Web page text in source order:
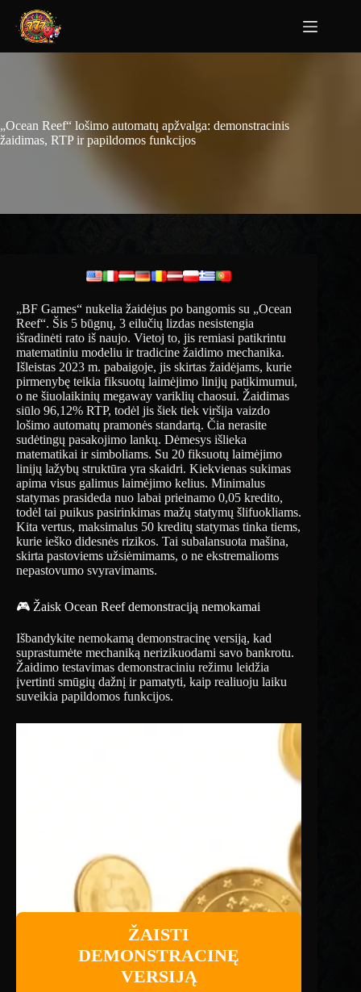
„Ocean Reef“ lošimo automatų apžvalga: demonstracinis
žaidimas, RTP ir papildomos funkcijos
„BF Games“ nukelia žaidėjus po bangomis su „Ocean
Reef“. Šis 5 būgnų, 3 eilučių lizdas nesistengia
išradinėti rato iš naujo. Vietoj to, jis remiasi patikrintu
matematiniu modeliu ir tradicine žaidimo mechanika.
Išleistas 2023 m. pabaigoje, jis skirtas žaidėjams, kurie
pirmenybę teikia fiksuotų laimėjimo linijų patikimumui,
o ne šiuolaikinių megaway variklių chaosui. Žaidimas
siūlo 96,12% RTP, todėl jis šiek tiek viršija vaizdo
lošimo automatų pramonės standartą. Čia nerasite
sudėtingų pasakojimo lankų. Dėmesys išlieka
matematikai ir simboliams. Su 20 fiksuotų laimėjimo
linijų lažybų struktūra yra skaidri. Kiekvienas sukimas
apima visus galimus laimėjimo kelius. Minimalus
statymas prasideda nuo labai prieinamo 0,05 kredito,
todėl tai puikus pasirinkimas mažų statymų šlifuokliams.
Kita vertus, maksimalus 50 kreditų statymas tinka tiems,
kurie ieško didesnės rizikos. Tai subalansuota mašina,
skirta pastoviems užsiėmimams, o ne ekstremalioms
nepastovumo svyravimams.
🎮 Žaisk Ocean Reef demonstraciją nemokamai
Išbandykite nemokamą demonstracinę versiją, kad
suprastumėte mechaniką nerizikuodami savo bankrotu.
Žaidimo testavimas demonstraciniu režimu leidžia
įvertinti smūgių dažnį ir pamatyti, kaip realiuoju laiku
suveikia papildomos funkcijos.
ŽAISTI
DEMONSTRACINĘ
VERSIJĄ